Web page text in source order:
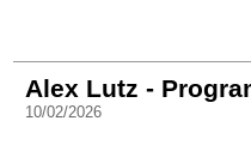
Alex Lutz -
10/02/2026